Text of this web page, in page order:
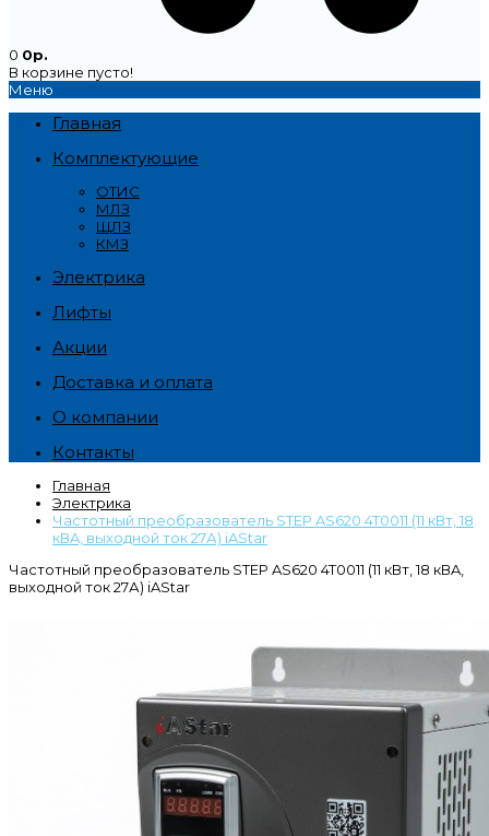
0 0р.
В корзине пусто!
Меню
Главная
Комплектующие
ОТИС
МЛЗ
ЩЛЗ
КМЗ
Электрика
Лифты
Акции
Доставка и оплата
О компании
Контакты
Главная
Электрика
Частотный преобразователь STEP AS620 4T0011 (11 кВт, 18
кВA, выходной ток 27А) iAStar
Частотный преобразователь STEP AS620 4T0011 (11 кВт, 18 кВA,
выходной ток 27А) iAStar